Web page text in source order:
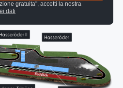
gratuita", accetti la nostra
dati